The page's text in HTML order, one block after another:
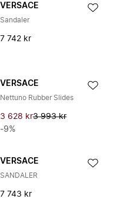
VERSACE
Sandaler
7 742 kr
VERSACE
Nettuno Rubber Slides
3 628 kr3 993 kr
-9%
VERSACE
SANDALER
7 743 kr